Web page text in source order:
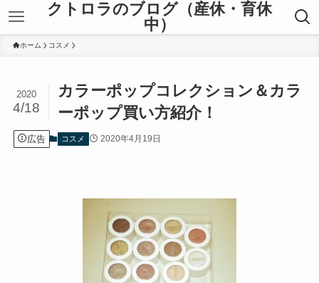
クトロラのブログ（産休・育休
中）
ホーム コスメ
カラーポップコレクション＆カラ
ーポップ買い方紹介！
2020
4/18
広告 コスメ 2020年4月19日